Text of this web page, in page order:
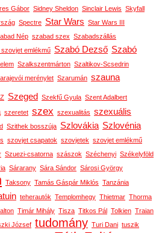
Gábor Sidney Sheldon Sinclair Lewis Skyfall
Spectre Star Wars Star Wars III
Nép szabad szex Szabadszállás
emlékmű Szabó Dezső Szabó
Szalkszentmárton Szaltikov-Scsedrin
merénylet Szarumán szauna
Szeged Szekfű Gyula Szent Adalbert
szeretet szex szexualitás szexuális
Szithek bosszúja Szlovákia Szlovénia
szovjet csapatok szovjetek szovjet emlékmű
Szuezi-csatorna szászok Széchenyi Székelyföld
Sárarany Sára Sándor Sárosi György
Taksony Tamás Gáspár Miklós Tanzánia
teherautók Templomhegy Thietmar Thorma
Timár Mihály Tisza Titkos Pál Tolkien Traian
József tudomány Turi Dani tuszik